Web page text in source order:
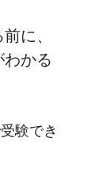
に、
かる
験でき